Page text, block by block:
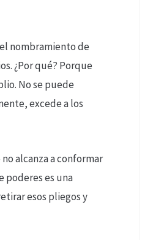
nombramiento de
¿Por qué? Porque
No se puede
excede a los
alcanza a conformar
poderes es una
esos pliegos y